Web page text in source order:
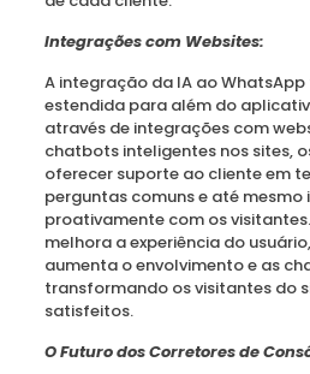
Integrações com Websites:
A integração da IA ao
estendida para além do
através de integrações com
chatbots inteligentes nos sites,
oferecer suporte ao cliente em
perguntas comuns e até mesmo
proativamente com os
melhora a experiência do
aumenta o envolvimento e as
transformando os visitantes do
satisfeitos.
O Futuro dos Corretores de